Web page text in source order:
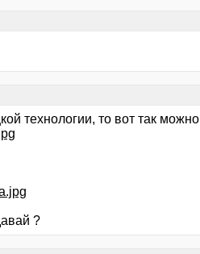
технологии, то вот так можно
?